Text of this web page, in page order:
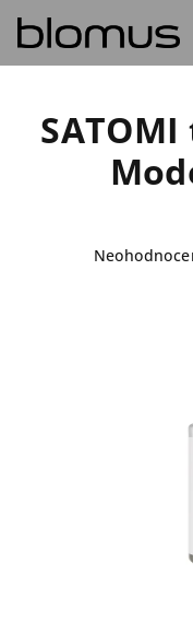
obsah
Průměrné